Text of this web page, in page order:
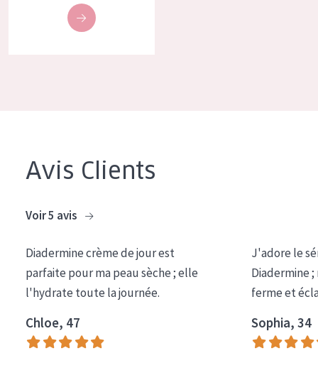
Tous âges
Avis Clients
Voir 5 avis
Diadermine crème de jour est
parfaite pour ma peau sèche ; elle
l'hydrate toute la journée.
Chloe, 47
J'adore le
Diadermine
ferme et
Sophia, 34